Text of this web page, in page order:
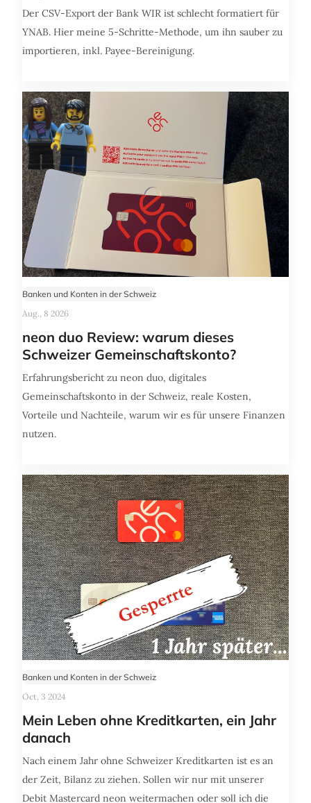
Der CSV-Export der Bank WIR ist schlecht formatiert für
YNAB. Hier meine 5-Schritte-Methode, um ihn sauber zu
importieren, inkl. Payee-Bereinigung.
Banken und Konten in der Schweiz
Aug., 8 2026
neon duo Review: warum dieses
Schweizer Gemeinschaftskonto?
Erfahrungsbericht zu neon duo, digitales
Gemeinschaftskonto in der Schweiz, reale Kosten,
Vorteile und Nachteile, warum wir es für unsere Finanzen
nutzen.
Banken und Konten in der Schweiz
Oct, 3 2024
Mein Leben ohne Kreditkarten, ein Jahr
danach
Nach einem Jahr ohne Schweizer Kreditkarten ist es an
der Zeit, Bilanz zu ziehen. Sollen wir nur mit unserer
Debit Mastercard neon weitermachen oder soll ich die